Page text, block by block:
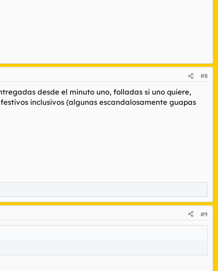
#8
desde el minuto uno, folladas si uno quiere,
inclusivos (algunas escandalosamente guapas
#9